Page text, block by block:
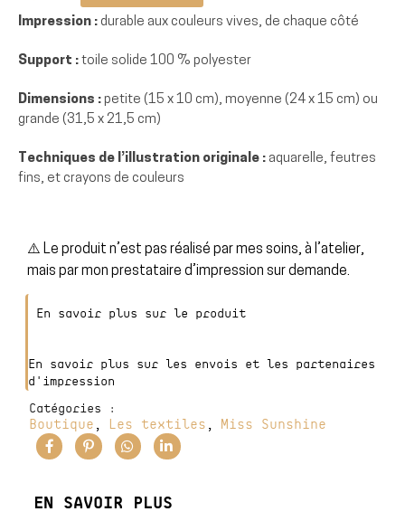
Impression : durable aux couleurs vives, de chaque côté
Support : toile solide 100 % polyester
Dimensions : petite (15 x 10 cm), moyenne (24 x 15 cm) ou
grande (31,5 x 21,5 cm)
Techniques de l’illustration originale : aquarelle, feutres
fins, et crayons de couleurs
⚠️ Le produit n’est pas réalisé par mes soins, à l’atelier,
mais par mon prestataire d’impression sur demande.
En savoir plus sur le produit
En savoir plus sur les envois et les partenaires
d'impression
Catégories :
Boutique , Les textiles , Miss Sunshine
EN SAVOIR PLUS